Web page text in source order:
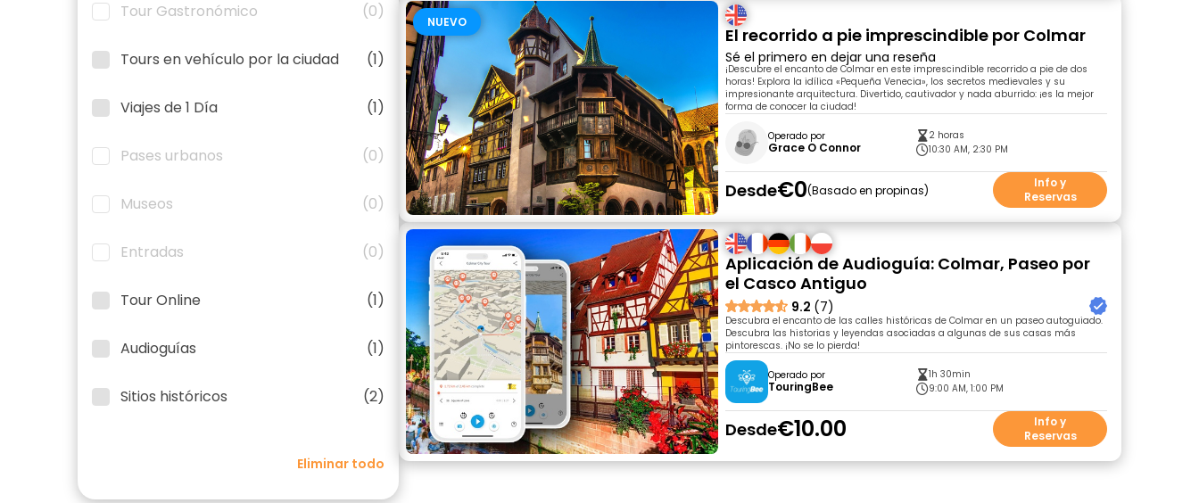
Tour Gastronómico (0)
Tours en vehículo por la ciudad (1)
Viajes de 1 Día (1)
Pases urbanos (0)
Museos (0)
Entradas (0)
Tour Online (1)
Audioguías (1)
Sitios históricos (2)
Eliminar todo
NUEVO
El recorrido a pie imprescindible por Colmar
Sé el primero en dejar una reseña
¡Descubre el encanto de Colmar en este imprescindible recorrido a pie de dos
horas! Explora la idílica «Pequeña Venecia», los secretos medievales y su
impresionante arquitectura. Divertido, cautivador y nada aburrido: ¡es la mejor
forma de conocer la ciudad!
Operado por
Grace O Connor
2 horas
10:30 AM, 2:30 PM
Desde€0 Basado en propinas
Info y
Reservas
Aplicación de Audioguía: Colmar, Paseo por
el Casco Antiguo
9.2 (7)
Descubra el encanto de las calles históricas de Colmar en un paseo autoguiado.
Descubra las historias y leyendas asociadas a algunas de sus casas más
pintorescas. ¡No se lo pierda!
Operado por
TouringBee
1h 30min
9:00 AM, 1:00 PM
Desde€10.00
Info y
Reservas